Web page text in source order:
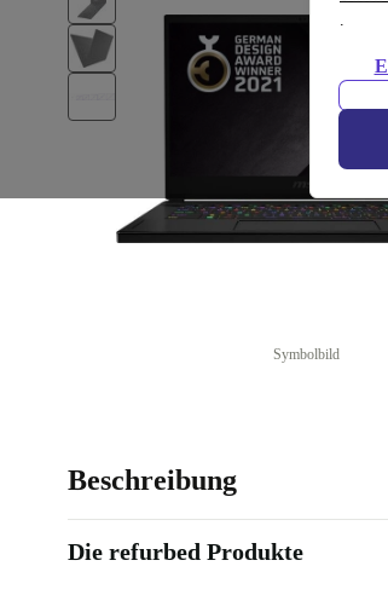
.
Symbolbild
Beschreibung
Die refurbed Produkte